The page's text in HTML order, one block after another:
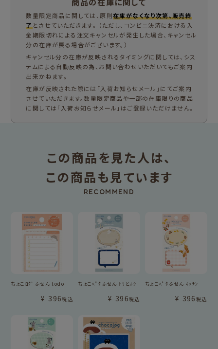
数量限定商品に関しては、原則在庫がなくなり次第、販売終
了とさせていただきます。 （ただし、コンビニ決済における入
金期限切れによる注文キャンセルが発生した場合、キャンセル
分の在庫が戻る場合がございます。）
キャンセル分の在庫が反映されるタイミングに関しては、シス
テムによる自動反映の為、お問い合わせいただいてもご案内
出来かねます。
在庫が反映された際には「入荷お知らせメール」にてご案内
させていただきます。数量限定商品や一部の在庫限りの商品
に関しては「入荷お知らせメール」はご登録いただけません。
この商品を見た人は、
この商品も見ています
RECOMMEND
ちょこﾛｸﾞふせん todo
¥ 396税込
ちょこﾍﾟﾀふせん ﾄﾘとﾎｼ
¥ 396税込
ちょこﾍﾟﾀふせん ｷｯﾁﾝ
¥ 396 税込